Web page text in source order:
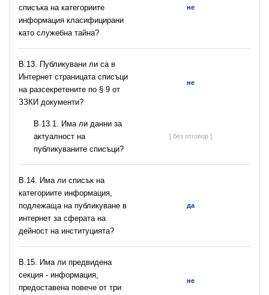
списъка на категориите
информация класифицирани
като служебна тайна?
не
В.13. Публикувани ли са в
Интернет страницата списъци
на разсекретените по § 9 от
ЗЗКИ документи?
не
В.13.1. Има ли данни за
актуалност на
публикуваните списъци?
[ без отговор ]
В.14. Има ли списък на
категориите информация,
подлежаща на публикуване в
интернет за сферата на
дейност на институцията?
да
В.15. Има ли предвидена
секция - информация,
предоставена повече от три
не